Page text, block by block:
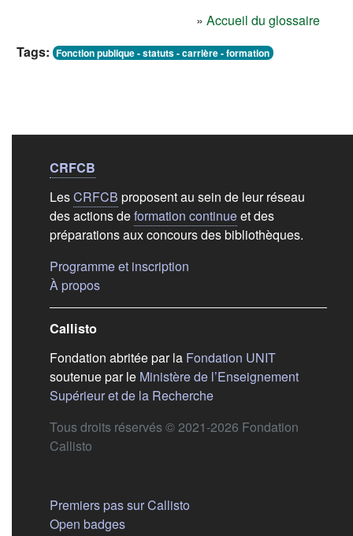
» Accueil du glossaire
Tags: Fonction publique - statuts - carrière - formation
Liens de bas de
CRFCB
LesCRFCB proposent au sein de leur réseau
des actions deformation continueet des
préparations aux concours des bibliothèques.
Programme et inscription
À propos(s'ouvre dans un nouvel onglet)
Callisto
Fondation abritée par la Fondation UNIT(s'ouvre
soutenue par le Ministère de l’Enseignement
Supérieur et de la Recherche(s'ouvre dans un nouvel
Tous droits réservés © 2021-2026 Fondation
Callisto
Premiers pas sur Callisto
Open badges